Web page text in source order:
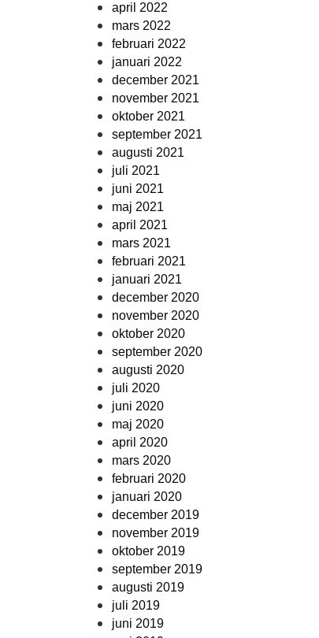
april 2022
mars 2022
februari 2022
januari 2022
december 2021
november 2021
oktober 2021
september 2021
augusti 2021
juli 2021
juni 2021
maj 2021
april 2021
mars 2021
februari 2021
januari 2021
december 2020
november 2020
oktober 2020
september 2020
augusti 2020
juli 2020
juni 2020
maj 2020
april 2020
mars 2020
februari 2020
januari 2020
december 2019
november 2019
oktober 2019
september 2019
augusti 2019
juli 2019
juni 2019